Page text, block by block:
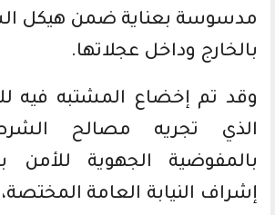
مدسوسة بعناية ضمن هيكل
بالخارج وداخل عجلاتها.
وقد تم إخضاع المشتبه فيه
الذي تجريه مصالح
بالمفوضية الجهوية للأمن
إشراف النيابة العامة